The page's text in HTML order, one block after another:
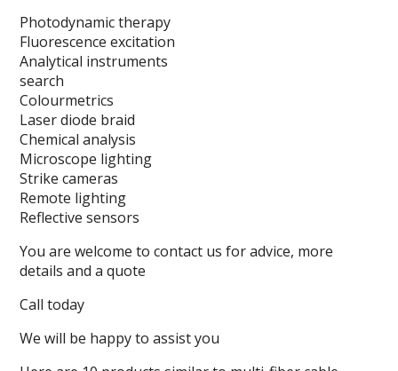
Photodynamic therapy
Fluorescence excitation
Analytical instruments
search
Colourmetrics
Laser diode braid
Chemical analysis
Microscope lighting
Strike cameras
Remote lighting
Reflective sensors
You are welcome to contact us for advice, more
details and a quote
Call today
We will be happy to assist you